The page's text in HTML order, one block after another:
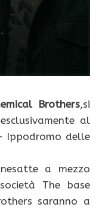
Brothers,si
al
Ippodromo delle
a mezzo
The base
saranno a